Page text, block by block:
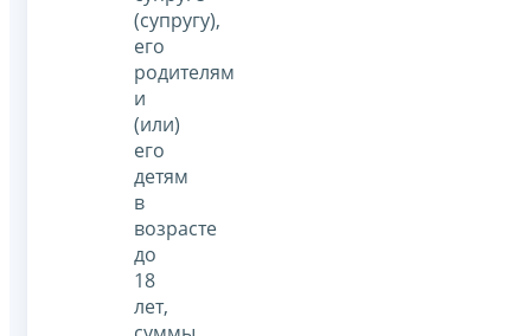
(супругу),
его
родителям
и
(или)
его
детям
в
возрасте
до
18
лет,